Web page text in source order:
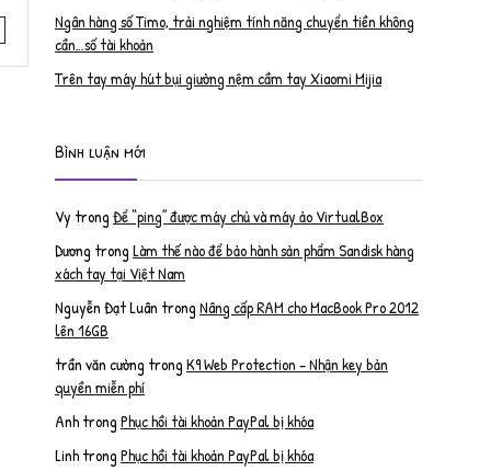
Ngân hàng số Timo, trải nghiệm tính năng chuyển tiền không
cần…số tài khoản
Trên tay máy hút bụi giường nệm cầm tay Xiaomi Mijia
Bình luận mới
Vy trongĐể “ping” được máy chủ và máy ảo VirtualBox
Dương trongLàm thế nào để bảo hành sản phẩm Sandisk hàng
xách tay tại Việt Nam
Nguyễn Đạt Luân trongNâng cấp RAM cho MacBook Pro 2012
lên 16GB
trần văn cường trongK9 Web Protection – Nhận key bản
quyền miễn phí
AnhtrongPhục hồi tài khoản PayPal bị khóa
LinhtrongPhục hồi tài khoản PayPal bị khóa